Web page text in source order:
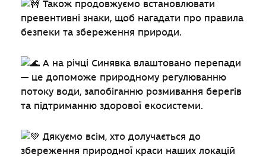
Також продовжуємо встановлювати
превентивні знаки, щоб нагадати про правила
безпеки та збереження природи.
А на річці Синявка влаштовано перепади
— це допоможе природному регулюванню
потоку води, запобіганню розмивання берегів
та підтриманню здорової екосистеми.
Дякуємо всім, хто долучається до
збереження природної краси наших локацій